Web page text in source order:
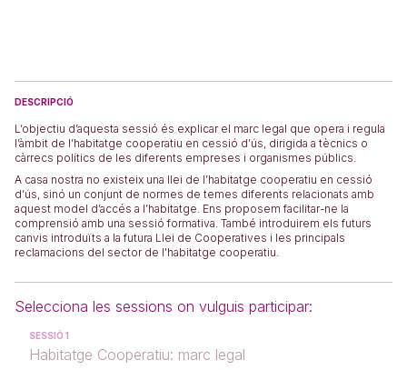
DESCRIPCIÓ
L’objectiu d’aquesta sessió és explicar el marc legal que opera i regula
l’àmbit de l’habitatge cooperatiu en cessió d’ús, dirigida a tècnics o
càrrecs polítics de les diferents empreses i organismes públics.
A casa nostra no existeix una llei de l’habitatge cooperatiu en cessió
d’ús, sinó un conjunt de normes de temes diferents relacionats amb
aquest model d’accés a l’habitatge. Ens proposem facilitar-ne la
comprensió amb una sessió formativa. També introduirem els futurs
canvis introduïts a la futura Llei de Cooperatives i les principals
reclamacions del sector de l'habitatge cooperatiu.
Selecciona les sessions on vulguis participar:
SESSIÓ 1
Habitatge Cooperatiu: marc legal